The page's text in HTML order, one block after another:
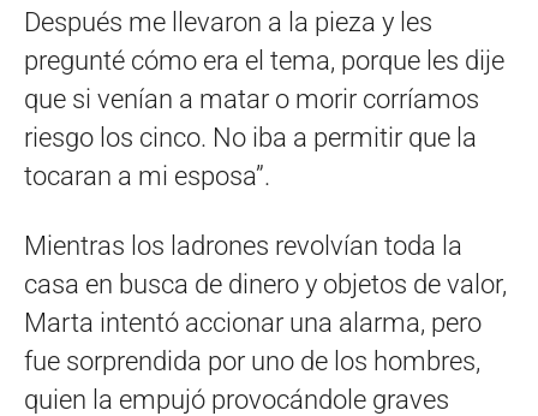
Después me llevaron a la pieza y les
pregunté cómo era el tema, porque les dije
que si venían a matar o morir corríamos
riesgo los cinco. No iba a permitir que la
tocaran a mi esposa”.
Mientras los ladrones revolvían toda la
casa en busca de dinero y objetos de valor,
Marta intentó accionar una alarma, pero
fue sorprendida por uno de los hombres,
quien la empujó provocándole graves